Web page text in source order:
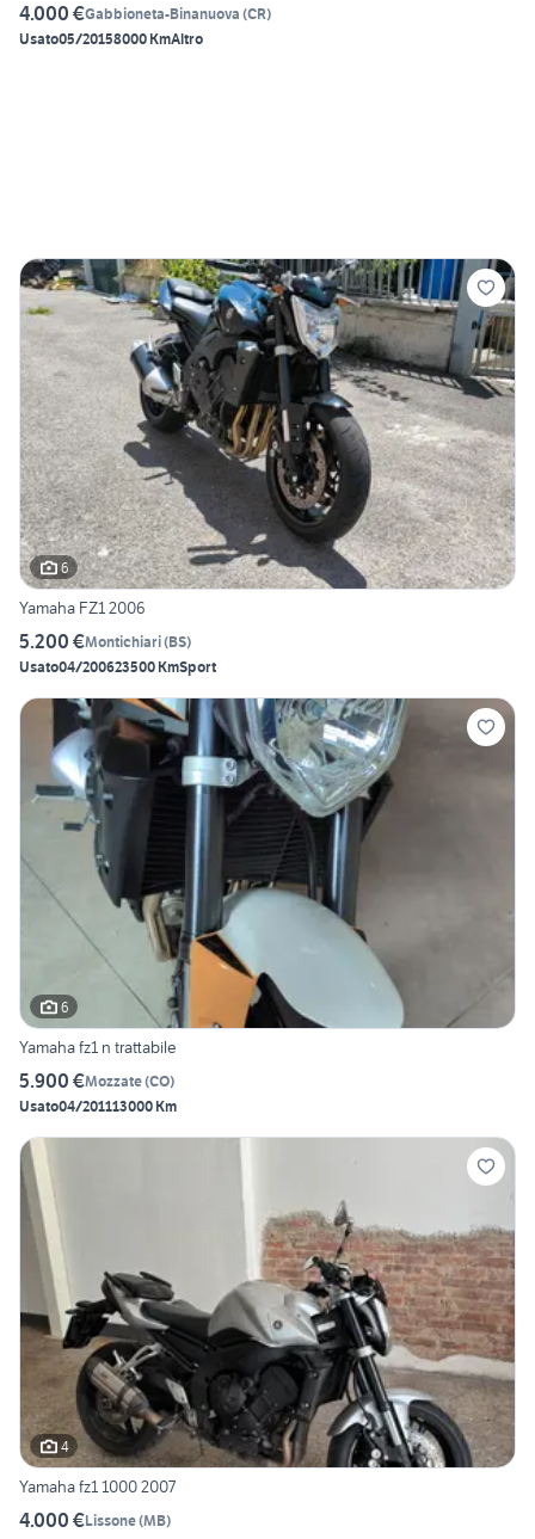
4.000 €Gabbioneta-Binanuova (CR)
Usato05/20158000 KmAltro
6
Yamaha FZ1 2006
5.200 €Montichiari(BS)
Usato04/200623500 KmSport
6
Yamaha fz1 n trattabile
5.900 €Mozzate(CO)
Usato04/201113000 Km
4
Yamaha fz1 1000 2007
4.000 €Lissone(MB)